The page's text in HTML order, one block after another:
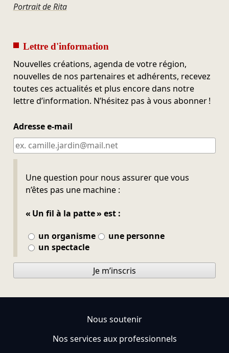
Portrait de Rita
Lettre d'information
Nouvelles créations, agenda de votre région,
nouvelles de nos partenaires et adhérents, recevez
toutes ces actualités et plus encore dans notre
lettre d’information. N’hésitez pas à vous abonner !
Adresse e-mail
Une question pour nous assurer que vous
n’êtes pas une machine :
« Un fil à la patte » est :
un organisme
une personne
un spectacle
Ne pas remplir
Je m’inscris
Nous soutenir
Nos services aux professionnels